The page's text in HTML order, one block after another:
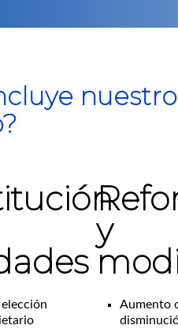
nuestro
y
Aumento